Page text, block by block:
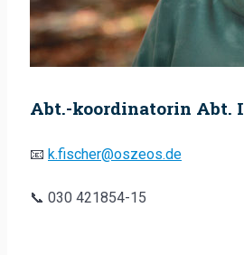
Abt.-koordinatorin Abt. I
📧 k.fischer@oszeos.de
📞 030 421854-15